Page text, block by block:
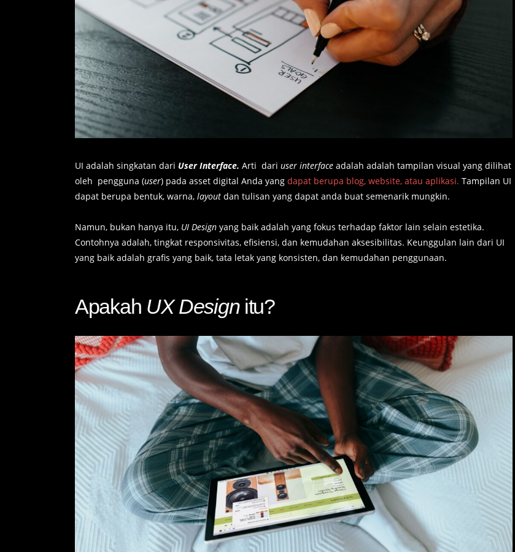
UI adalah singkatan dari User Interface. Arti dari user interface adalah adalah tampilan visual yang dilihat
oleh pengguna (user) pada asset digital Anda yang dapat berupa blog, website, atau aplikasi. Tampilan UI
dapat berupa bentuk, warna, layout dan tulisan yang dapat anda buat semenarik mungkin.
Namun, bukan hanya itu, UI Design yang baik adalah yang fokus terhadap faktor lain selain estetika.
Contohnya adalah, tingkat responsivitas, efisiensi, dan kemudahan aksesibilitas. Keunggulan lain dari UI
yang baik adalah grafis yang baik, tata letak yang konsisten, dan kemudahan penggunaan.
Apakah UX Designitu?